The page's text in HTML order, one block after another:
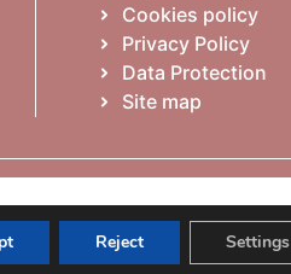
Cookies policy
Privacy Policy
Data Protection
Site map
Reject Settings